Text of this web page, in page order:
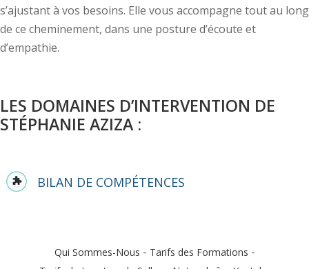
s’ajustant à vos besoins. Elle vous accompagne tout au long
de ce cheminement, dans une posture d’écoute et
d’empathie.
LES DOMAINES D’INTERVENTION DE
STÉPHANIE AZIZA :
BILAN DE COMPÉTENCES
Qui Sommes-Nous - Tarifs des Formations -